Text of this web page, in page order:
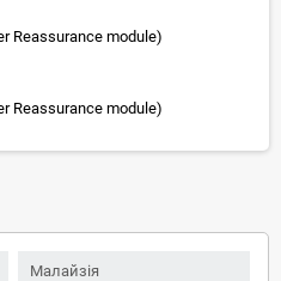
Reassurance module)
Reassurance module)
Малайзія